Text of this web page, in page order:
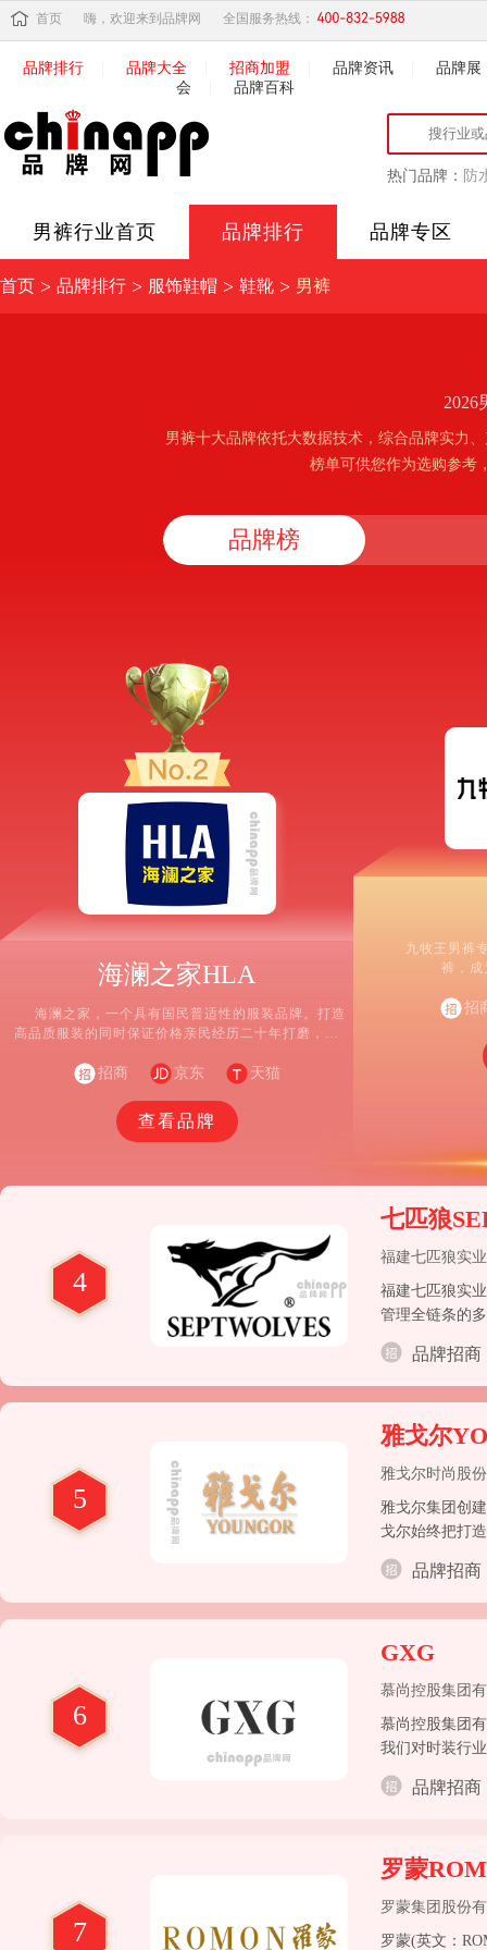
首页 嗨，欢迎来到品牌网 全国服务热线：
品牌排行 品牌大全 招商加盟 品牌资讯
品牌展
会
品牌百科
热门品牌： 防
男裤行业首页 品牌排行 品牌专区
首页 > 品牌排行 > 服饰鞋帽 > 鞋靴 > 男裤
2026
男裤十大品牌依托大数据技术，综合品牌实力
榜单可供您作为选购参考
品牌榜
海澜之家HLA
海澜之家，一个具有国民普适性的服装品牌。打造
高品质服装的同时保证价格亲民经历二十年打磨，成
数量超1亿。
招商 京东 天猫
查看品牌
九牧王男裤
裤，成
招
4
七匹狼
福建七匹狼实
福建七匹狼实
管理全链条的
品牌招商
5
雅戈尔
雅戈尔时尚股
雅戈尔集团创
戈尔始终把打
饰的行业龙头
类连续25年获
品牌招商
6
GXG
慕尚控股集团
慕尚控股集团
我们对时装行
品牌招商
7
罗蒙
罗蒙集团股份
罗蒙(英文：